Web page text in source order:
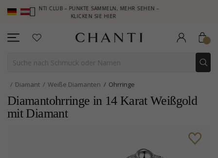
CHANTI CLUB – PUNKTE SAMMELN, MEHR SEHEN –
KLICKEN SIE HIER
Diamant Weiße Diamanten Ohrringe
Diamantohrringe in 14 Karat Weißgold
mit Diamant